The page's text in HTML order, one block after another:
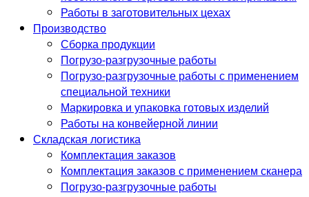
Работы в заготовительных цехах
Производство
Сборка продукции
Погрузо-разгрузочные работы
Погрузо-разгрузочные работы с применением
специальной техники
Маркировка и упаковка готовых изделий
Работы на конвейерной линии
Складская логистика
Комплектация заказов
Комплектация заказов с применением сканера
Погрузо-разгрузочные работы